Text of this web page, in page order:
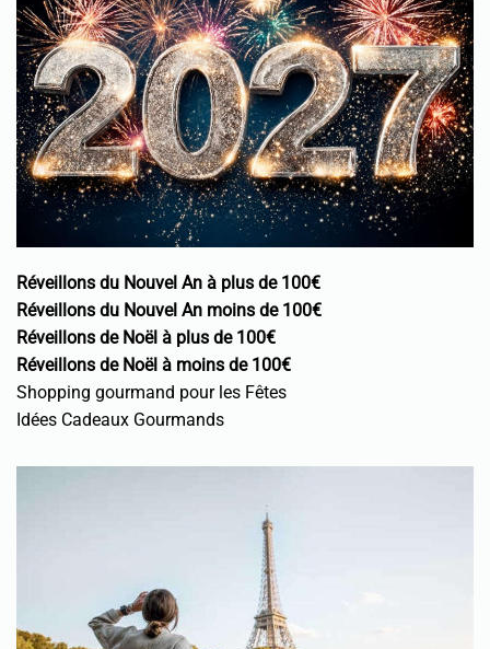
Réveillons du Nouvel An à plus de 100€
Réveillons du Nouvel An moins de 100€
Réveillons de Noël à plus de 100€
Réveillons de Noël à moins de 100€
Shopping gourmand pour les Fêtes
Idées Cadeaux Gourmands